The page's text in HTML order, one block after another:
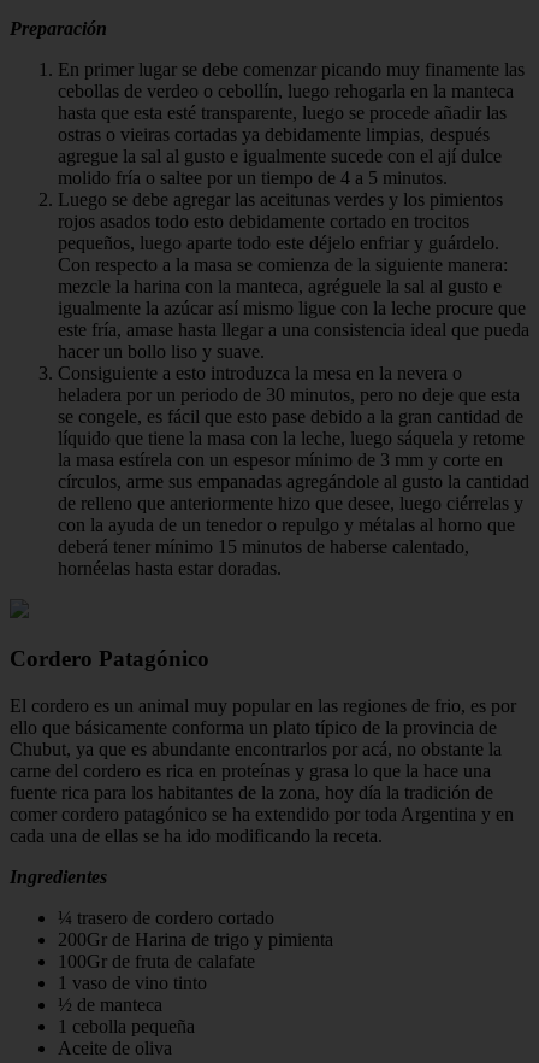
Preparación
En primer lugar se debe comenzar picando muy finamente las
cebollas de verdeo o cebollín, luego rehogarla en la manteca
hasta que esta esté transparente, luego se procede añadir las
ostras o vieiras cortadas ya debidamente limpias, después
agregue la sal al gusto e igualmente sucede con el ají dulce
molido fría o saltee por un tiempo de 4 a 5 minutos.
Luego se debe agregar las aceitunas verdes y los pimientos
rojos asados todo esto debidamente cortado en trocitos
pequeños, luego aparte todo este déjelo enfriar y guárdelo.
Con respecto a la masa se comienza de la siguiente manera:
mezcle la harina con la manteca, agréguele la sal al gusto e
igualmente la azúcar así mismo ligue con la leche procure que
este fría, amase hasta llegar a una consistencia ideal que pueda
hacer un bollo liso y suave.
Consiguiente a esto introduzca la mesa en la nevera o
heladera por un periodo de 30 minutos, pero no deje que esta
se congele, es fácil que esto pase debido a la gran cantidad de
líquido que tiene la masa con la leche, luego sáquela y retome
la masa estírela con un espesor mínimo de 3 mm y corte en
círculos, arme sus empanadas agregándole al gusto la cantidad
de relleno que anteriormente hizo que desee, luego ciérrelas y
con la ayuda de un tenedor o repulgo y métalas al horno que
deberá tener mínimo 15 minutos de haberse calentado,
hornéelas hasta estar doradas.
Cordero Patagónico
El cordero es un animal muy popular en las regiones de frio, es por
ello que básicamente conforma un plato típico de la provincia de
Chubut, ya que es abundante encontrarlos por acá, no obstante la
carne del cordero es rica en proteínas y grasa lo que la hace una
fuente rica para los habitantes de la zona, hoy día la tradición de
comer cordero patagónico se ha extendido por toda Argentina y en
cada una de ellas se ha ido modificando la receta.
Ingredientes
¼ trasero de cordero cortado
200Gr de Harina de trigo y pimienta
100Gr de fruta de calafate
1 vaso de vino tinto
½ de manteca
1 cebolla pequeña
Aceite de oliva